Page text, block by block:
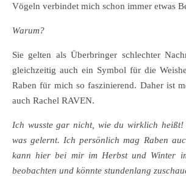
Vögeln verbindet mich schon immer etwas
Warum?
Sie gelten als Überbringer schlechter
gleichzeitig auch ein Symbol für die
Raben für mich so faszinierend. Daher ist
auch Rachel RAVEN.
Ich wusste gar nicht, wie du wirklich
was gelernt. Ich persönlich mag Raben
kann hier bei mir im Herbst und Winter
beobachten und könnte stundenlang